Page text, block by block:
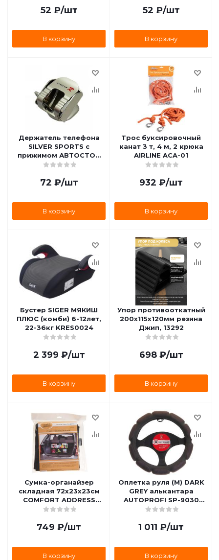
52 ₽/шт
В корзину
52 ₽/шт
В корзину
Держатель телефона
SILVER SPORTS с
прижимом АВТОСТОП
AB-38457S
72 ₽/шт
В корзину
Трос буксировочный
канат 3 т, 4 м, 2 крюка
AIRLINE ACA-01
932 ₽/шт
В корзину
Бустер SIGER МЯКИШ
ПЛЮС (комби) 6-12лет,
22-36кг KRES0024
2 399 ₽/шт
В корзину
Упор противооткатный
200х115х120мм резина
Джип, 13292
698₽/шт
В корзину
Сумка-органайзер
складная 72х23х23см
COMFORT ADDRESS
BAG-050
749 ₽/шт
В корзину
Оплетка руля (M) DARK
GREY алькантара
AUTOPROFI SP-9030
D.GY (M)
1 011 ₽/шт
В корзину